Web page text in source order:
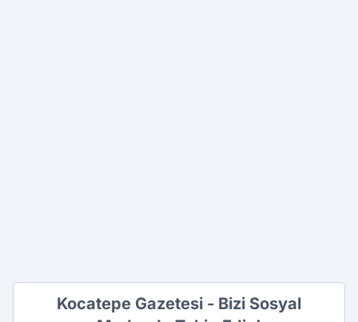
Kocatepe Gazetesi - Bizi Sosyal